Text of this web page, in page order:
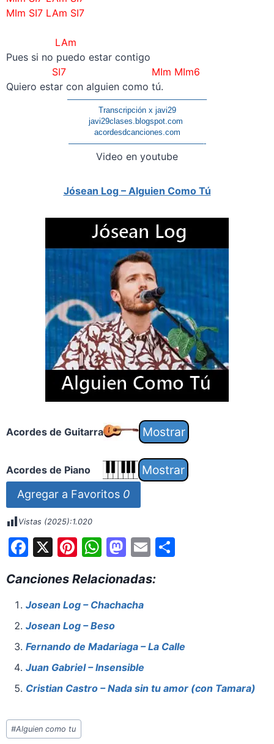
MIm SI7 LAm SI7
LAm
Pues si no puedo estar contigo
SI7 MIm MIm6
Quiero estar con alguien como tú.
—————————————————–
Transcripción x javi29
javi29clases.blogspot.com
acordesdcanciones.com
—————————————————-
Video en youtube
Jósean Log – Alguien Como Tú
Acordes de Guitarra
Acordes de Piano
Agregar a Favoritos 0
Vistas (2025):1.020
F
c
e
b
o
o
k
X Pi
er
e
st
W
at
s
A
p
p
M
st
o
o
n
E
ai
S
Canciones Relacionadas:
Josean Log – Chachacha
Josean Log – Beso
Fernando de Madariaga – La Calle
Juan Gabriel – Insensible
Cristian Castro – Nada sin tu amor (con Tamara)
Etiquetas
de
#Alguien como tu